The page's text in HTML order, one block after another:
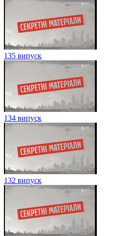
135 випуск
134 випуск
132 випуск